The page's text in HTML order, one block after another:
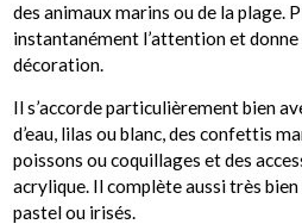
des animaux marins ou de la plage.
instantanément l’attention et donne
décoration.
Il s’accorde particulièrement bien
d’eau, lilas ou blanc, des confettis
poissons ou coquillages et des
acrylique. Il complète aussi très
pastel ou irisés.